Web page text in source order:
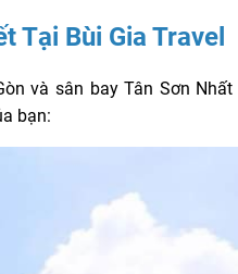
Tại Bùi Gia Travel
và sân bay Tân Sơn
bạn: